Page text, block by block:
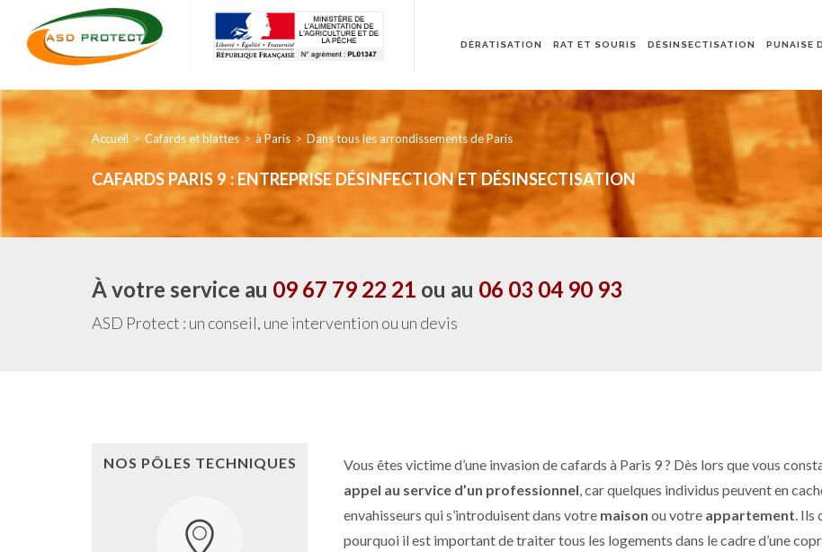
DÉRATISATION RAT ET SOURIS DÉSINSECTISATION PUNAISE
Accueil Cafards et blattes à Paris Dans tous les arrondissements de Paris
CAFARDS PARIS 9 : ENTREPRISE DÉSINFECTION ET DÉSINSECTISATION
À votre service au 09 67 79 22 21 ou au 06 03 04 90 93
ASD Protect : un conseil, une intervention ou un devis
Vous êtes victime d’une invasion de cafards à Paris 9 ? Dès lors que vous
appel au service d’un professionnel, car quelques individus peuvent en
envahisseurs qui s’introduisent dans votre maison ou votre appartement. Ils
pourquoi il est important de traiter tous les logements dans le cadre d’une
NOS PÔLES TECHNIQUES